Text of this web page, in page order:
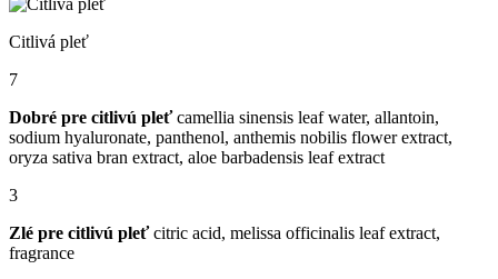
Citlivá pleť
7
Dobré pre citlivú pleť camellia sinensis leaf water, allantoin,
sodium hyaluronate, panthenol, anthemis nobilis flower extract,
oryza sativa bran extract, aloe barbadensis leaf extract
3
Zlé pre citlivú pleť citric acid, melissa officinalis leaf extract,
fragrance